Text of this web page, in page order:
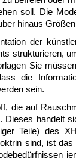
soll. Die
hinaus
der
strukturieren,
Sie
die
sein.
die auf
handelt
Teile) des
sind, ist